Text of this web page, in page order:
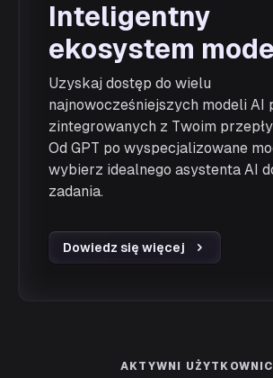
Inteligentny
ekosystem
Uzyskaj dostęp do wielu
najnowocześniejszych modeli AI
zintegrowanych z Twoim
Od GPT po wyspecjalizowane
wybierz idealnego asystenta AI
zadania.
Dowiedz się więcej
AKTYWNI